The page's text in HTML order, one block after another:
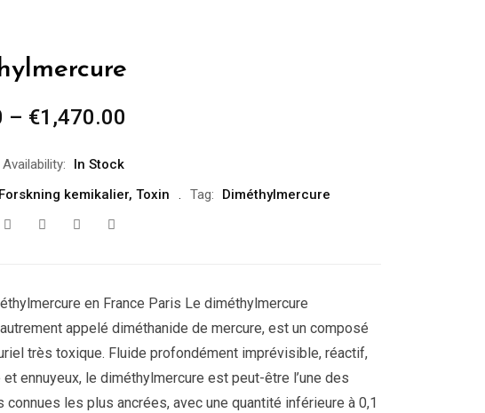
– €1,470.00
Availability:
In Stock
Forskning kemikalier, Toxin Tag:
Diméthylmercure
en France Paris Le diméthylmercure
appelé diméthanide de mercure, est un composé
très toxique. Fluide profondément imprévisible, réactif,
ennuyeux, le diméthylmercure est peut-être l’une des
connues les plus ancrées, avec une quantité inférieure à 0,1